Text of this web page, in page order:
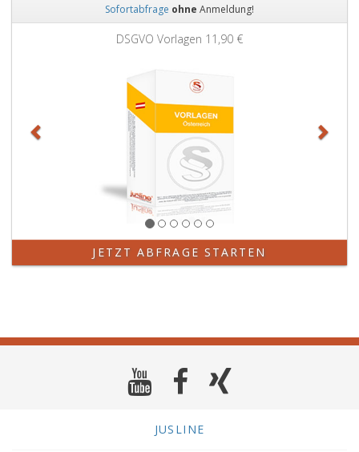
Sofortabfrage ohne Anmeldung!
DSGVO Vorlagen 11,90 €
JETZT ABFRAGE STARTEN
JUSLINE